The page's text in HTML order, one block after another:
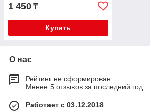
1 450 ₸
Купить
О нас
Рейтинг не сформирован
Менее 5 отзывов за последний год
Работает с 03.12.2018